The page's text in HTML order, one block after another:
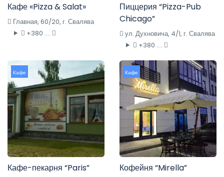
Кафе «Pizza & Salat»
Главная, 60/20, г. Свалява
+380 ....
Пиццерия “Pizza-Pub
Chicago”
ул. Духновича, 4/1, г. Свалява
+380 ....
Кафе
Кафе-пекарня “Paris”
Кафе
Кофейня “Mirella”